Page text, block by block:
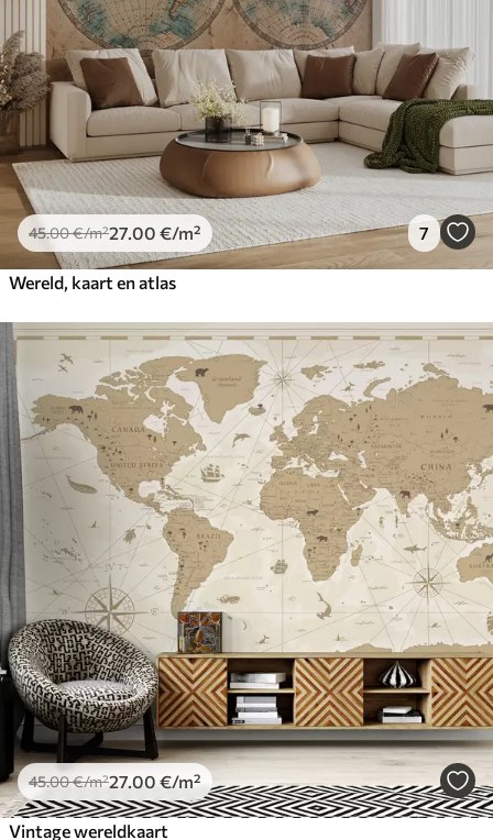
45.00€/m²27.00 €/m² 7
Wereld, kaart en atlas
45.00€/m²27.00 €/m²
Vintage wereldkaart